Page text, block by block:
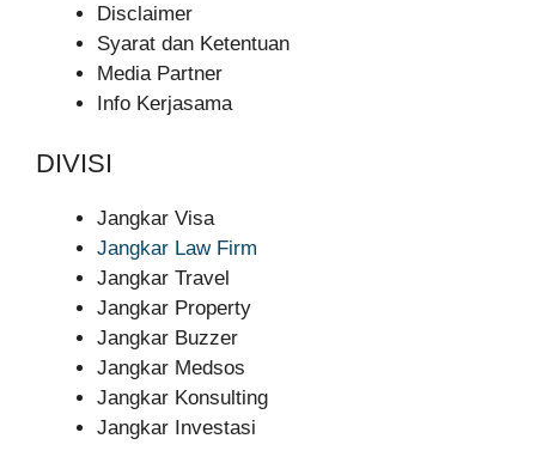
Disclaimer
Syarat dan Ketentuan
Media Partner
Info Kerjasama
DIVISI
Jangkar Visa
Jangkar Law Firm
Jangkar Travel
Jangkar Property
Jangkar Buzzer
Jangkar Medsos
Jangkar Konsulting
Jangkar Investasi